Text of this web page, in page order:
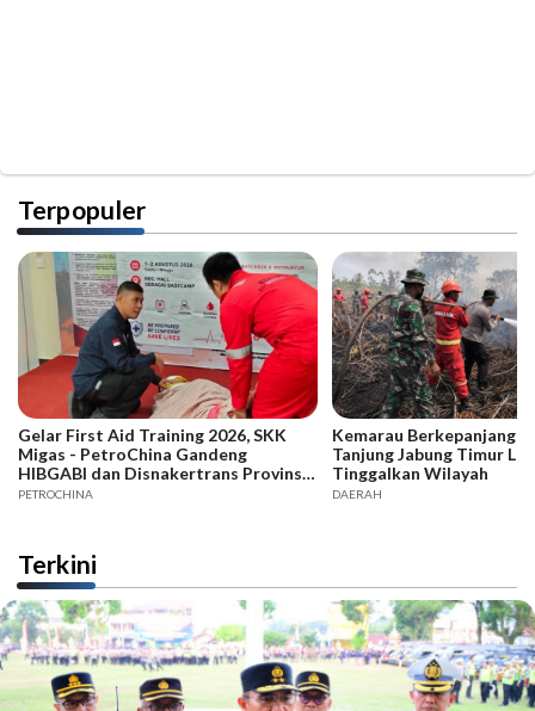
Terpopuler
Gelar First Aid Training 2026, SKK
Migas - PetroChina Gandeng
HIBGABI dan Disnakertrans Provinsi
Jambi
PETROCHINA
Kemarau
Tanjung Jabung Timur
Tinggalkan Wilayah
DAERAH
Terkini